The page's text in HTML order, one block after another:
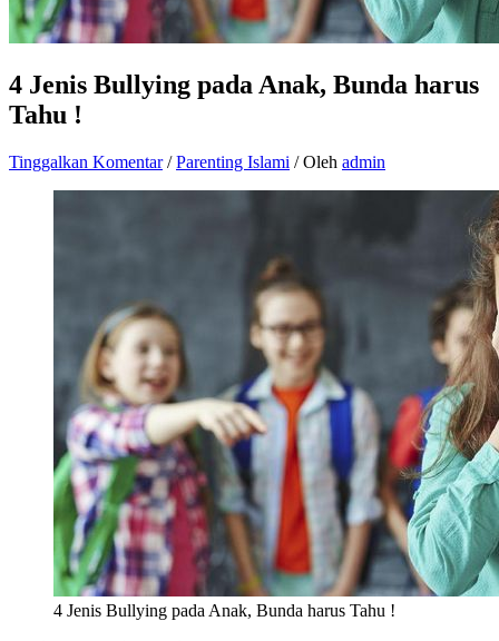
4 Jenis Bullying pada Anak, Bunda harus
Tahu !
Tinggalkan Komentar /Parenting Islami / Oleh admin
4 Jenis Bullying pada Anak, Bunda harus Tahu !